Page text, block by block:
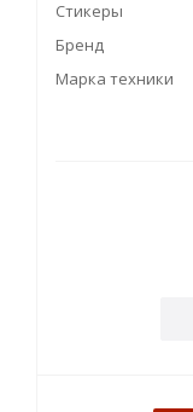
Стикеры
Бренд
Марка техники